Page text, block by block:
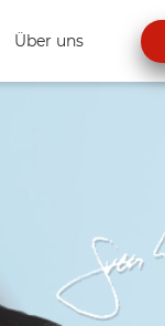
Über uns